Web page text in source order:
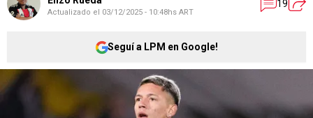
Actualizado el 03/12/2025 - 10:48hs ART
19
Seguí a LPM en Google!